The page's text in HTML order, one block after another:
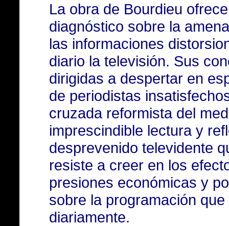
La obra de Bourdieu
diagnóstico sobre la
las informaciones
diario la televisión. Sus
dirigidas a despertar en
de periodistas
cruzada reformista del
imprescindible lectura y
desprevenido televidente
resiste a creer en los
presiones económicas y
sobre la programación
diariamente.